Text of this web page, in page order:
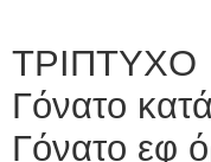
ΤΡΙΠΤΥΧΟ
Γόνατο
Γόνατο εφ